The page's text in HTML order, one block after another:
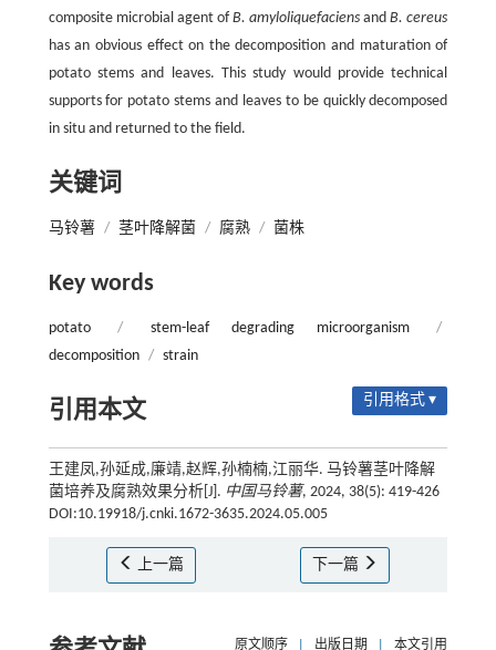
composite microbial agent ofB. amyloliquefaciens andB. cereus
has an obvious effect on the decomposition and maturation of
potato stems and leaves. This study would provide technical
supports for potato stems and leaves to be quickly decomposed
in situ and returned to the field.
关键词
马铃薯 / 茎叶降解菌 / 腐熟 / 菌株
Key words
potato / stem-leaf degrading microorganism
/
decomposition / strain
引用本文 引用格式 ▾
王建凤,孙延成,廉靖,赵辉,孙楠楠,江丽华. 马铃薯茎叶降解
菌培养及腐熟效果分析[J]. 中国马铃薯, 2024, 38(5): 419-426
DOI:10.19918/j.cnki.1672-3635.2024.05.005
上一篇 下一篇
原文顺序 出版日期 本文引用